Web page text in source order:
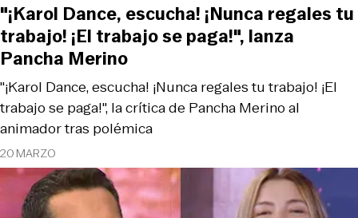
20 MARZO
"¡Karol Dance, escucha! ¡Nunca regales tu trabajo! ¡El
trabajo se paga!", la crítica de Pancha Merino al
animador tras polémica
"¡Karol Dance, escucha! ¡Nunca regales tu
trabajo! ¡El trabajo se paga!", lanza
Pancha Merino